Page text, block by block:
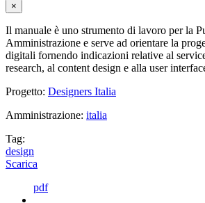
×
Il manuale è uno strumento di lavoro per la
Amministrazione e serve ad orientare la
digitali fornendo indicazioni relative al
research, al content design e alla user
Progetto: Designers Italia
Amministrazione: italia
Tag:
design
Scarica
pdf